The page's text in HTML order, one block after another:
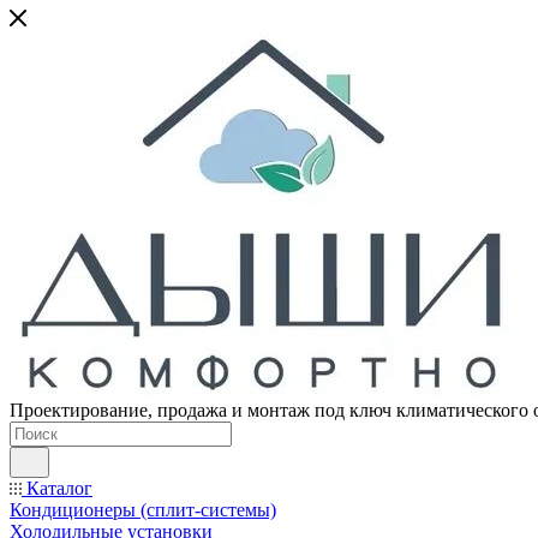
Проектирование, продажа и монтаж под ключ климатического
Каталог
Кондиционеры (сплит-системы)
Холодильные установки